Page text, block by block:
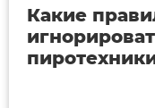
Какие